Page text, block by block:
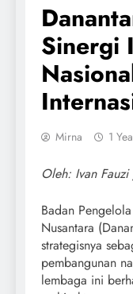
Sinergi
Mirna 1
Oleh: Ivan
Badan
Nusantara
strategisnya
pembangunan
lembaga ini